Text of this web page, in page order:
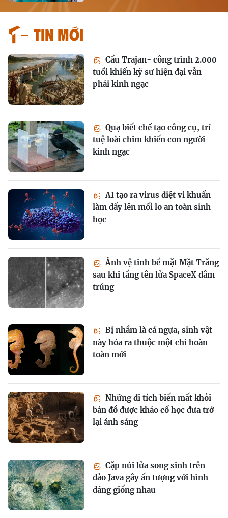
Tin mới
Cầu Trajan- công trình 2.000
tuổi khiến kỹ sư hiện đại vẫn
phải kinh ngạc
Quạ biết chế tạo công cụ, trí
tuệ loài chim khiến con người
kinh ngạc
AI tạo ra virus diệt vi khuẩn
làm dấy lên mối lo an toàn sinh
học
Ảnh vệ tinh bề mặt Mặt Trăng
sau khi tầng tên lửa SpaceX đâm
trúng
Bị nhầm là cá ngựa, sinh vật
này hóa ra thuộc một chi hoàn
toàn mới
Những di tích biến mất khỏi
bản đồ được khảo cổ học đưa trở
lại ánh sáng
Cặp núi lửa song sinh trên
đảo Java gây ấn tượng với hình
dáng giống nhau